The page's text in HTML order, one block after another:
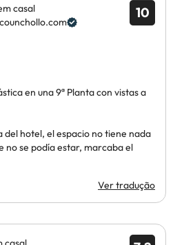
10
casal
en una 9ª Planta con vistas a
del hotel, el espacio no tiene nada
no se podía estar, marcaba el
Ver tradução